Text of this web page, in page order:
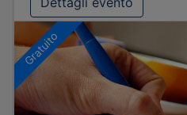
Gratuito